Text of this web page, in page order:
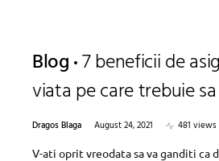
Blog 7 beneficii de
viata pe care trebuie
Dragos Blaga August 24, 2021
481 views
V-ati oprit vreodata sa va ganditi ca